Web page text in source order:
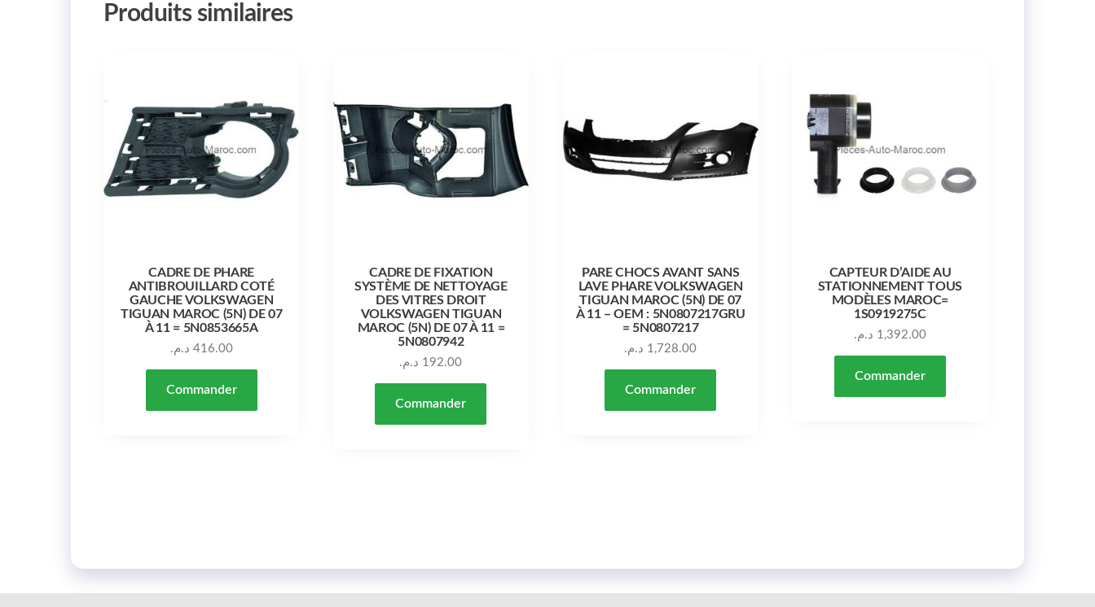
Produits similaires
CADRE DE PHARE
ANTIBROUILLARD COTÉ
GAUCHE VOLKSWAGEN
TIGUAN MAROC (5N) DE 07
À 11 = 5N0853665A
416.00 د.م.
Commander
CADRE DE FIXATION
SYSTÈME DE NETTOYAGE
DES VITRES DROIT
VOLKSWAGEN TIGUAN
MAROC (5N) DE 07 À 11 =
5N0807942
192.00 د.م.
Commander
PARE CHOCS AVANT SANS
LAVE PHARE VOLKSWAGEN
TIGUAN MAROC (5N) DE 07
À 11 – OEM : 5N0807217GRU
= 5N0807217
1,728.00 د.م.
Commander
CAPTEUR D’AIDE AU
STATIONNEMENT TOUS
MODÈLES MAROC=
1S0919275C
1,392.00 د.م.
Commander